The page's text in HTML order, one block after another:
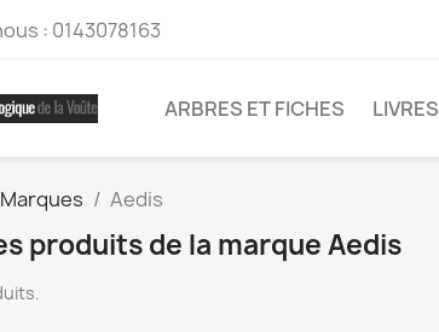
: 0143078163
ARBRES ET FICHES LIVRES
Marques Aedis
produits de la marque Aedis